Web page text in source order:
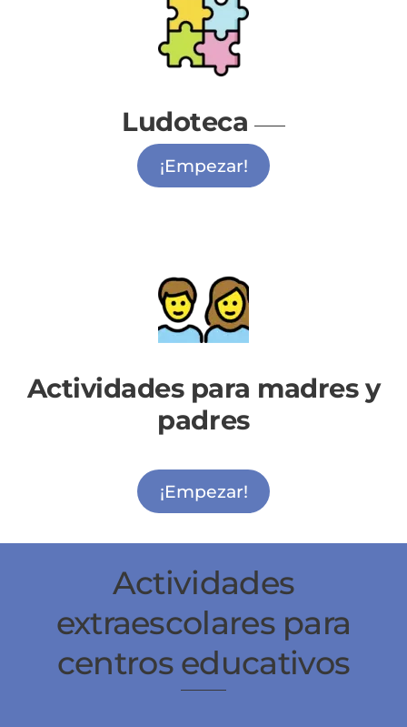
Ludoteca
¡Empezar!
Actividades para madres y
padres
¡Empezar!
Actividades
extraescolares para
centros educativos